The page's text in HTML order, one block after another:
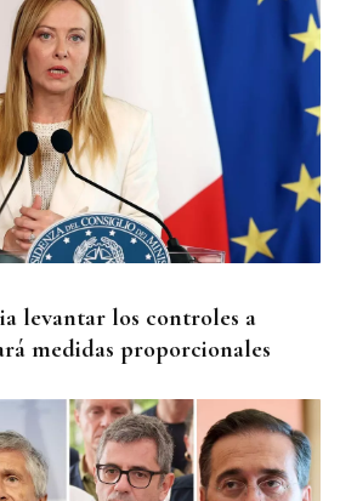
levantar los controles a
medidas proporcionales